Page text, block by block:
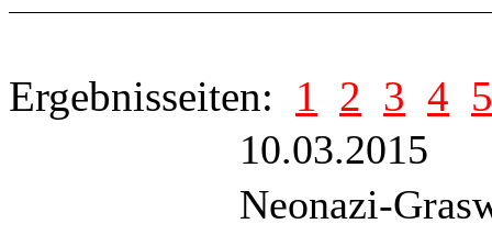
Ergebnisseiten: 1 2 3 4 5
10.03.2015
Neonazi-